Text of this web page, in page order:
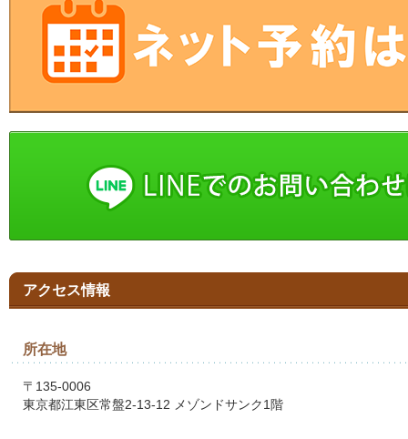
アクセス情報
所在地
〒135-0006
東京都江東区常盤2-13-12 メゾンドサンク1階